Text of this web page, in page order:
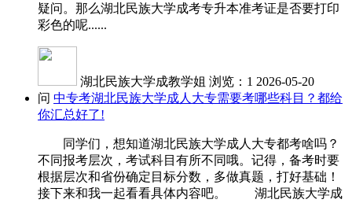
疑问。那么湖北民族大学成考专升本准考证是否要打印
彩色的呢......
湖北民族大学成教学姐 浏览：1 2026-05-20
问 中专考湖北民族大学成人大专需要考哪些科目？都给
你汇总好了!
同学们，想知道湖北民族大学成人大专都考啥吗？
不同报考层次，考试科目有所不同哦。记得，备考时要
根据层次和省份确定目标分数，多做真题，打好基础！
接下来和我一起看看具体内容吧。 湖北民族大学成